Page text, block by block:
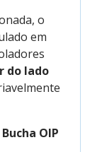
o
em
do lado
OIP